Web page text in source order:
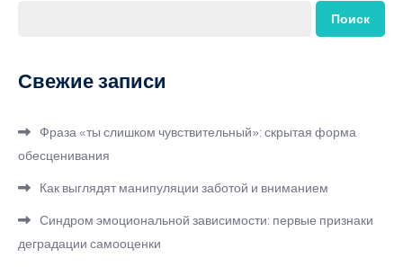
Поиск
Свежие записи
Фраза «ты слишком чувствительный»: скрытая форма
обесценивания
Как выглядят манипуляции заботой и вниманием
Синдром эмоциональной зависимости: первые признаки
деградации самооценки